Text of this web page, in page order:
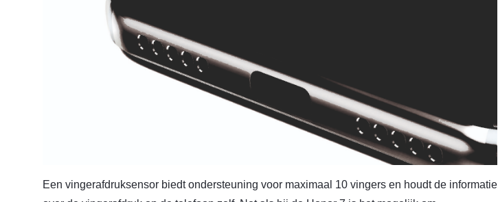
Een vingerafdruksensor biedt ondersteuning voor maximaal 10 vingers en houdt de informatie